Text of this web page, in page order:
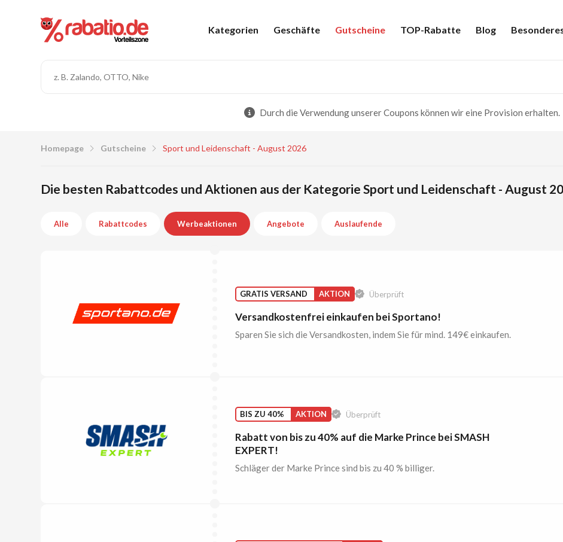
Kategorien Geschäfte Gutscheine TOP-Rabatte Blog
Durch die Verwendung unserer Coupons können wir eine Provision erhalten.
Homepage Gutscheine Sport und Leidenschaft - August 2026
Die besten Rabattcodes und Aktionen aus der Kategorie Sport und Leidenschaft - August
Alle Rabattcodes Werbeaktionen Angebote Auslaufende
GRATIS VERSAND AKTION Überprüft
Versandkostenfrei einkaufen bei Sportano!
Sparen Sie sich die Versandkosten, indem Sie für mind. 149€ einkaufen.
BIS ZU 40% AKTION Überprüft
Rabatt von bis zu 40% auf die Marke Prince bei SMASH
EXPERT!
Schläger der Marke Prince sind bis zu 40 % billiger.